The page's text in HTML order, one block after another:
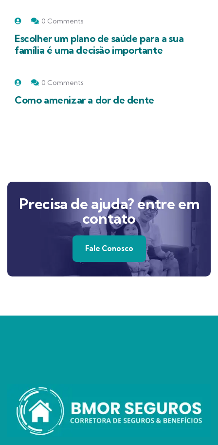
0 Comments
Escolher um plano de saúde para a sua
família é uma decisão importante
0 Comments
Como amenizar a dor de dente
Precisa de ajuda? entre em
contato
Fale Conosco